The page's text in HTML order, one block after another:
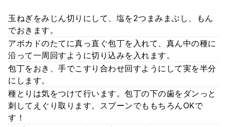
玉ねぎをみじん切りにして、塩を2つまみまぶし、もん
でおきます。
アボカドのたてに真っ直ぐ包丁を入れて、真ん中の種に
沿って一周回すように切り込みを入れます。
包丁をおき、手でこすり合わせ回すようにして実を半分
にします。
種とりは気をつけて行います。包丁の下の歯をダンっと
刺してえぐり取ります。スプーンでももちろんOKで
す！